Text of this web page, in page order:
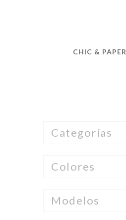
CHIC & PAPER
Categorías
Colores
Modelos